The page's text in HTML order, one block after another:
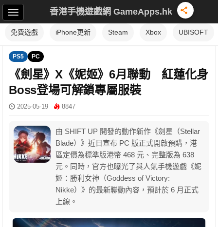
香港手機遊戲網 GameApps.hk
免費遊戲 iPhone更新 Steam Xbox UBISOFT
PS5 PC
《劍星》X《妮姬》6月聯動 紅蓮化身
Boss登場可解鎖專屬服裝
2025-05-19 8847
由 SHIFT UP 開發的動作新作《劍星（Stellar
Blade）》近日宣布 PC 版正式開啟預購，港
區定價為標準版港幣 468 元、完整版為 638
元。同時，官方也曝光了與人氣手機遊戲《妮
姬：勝利女神（Goddess of Victory:
Nikke）》的最新聯動內容，預計於 6 月正式
上線。